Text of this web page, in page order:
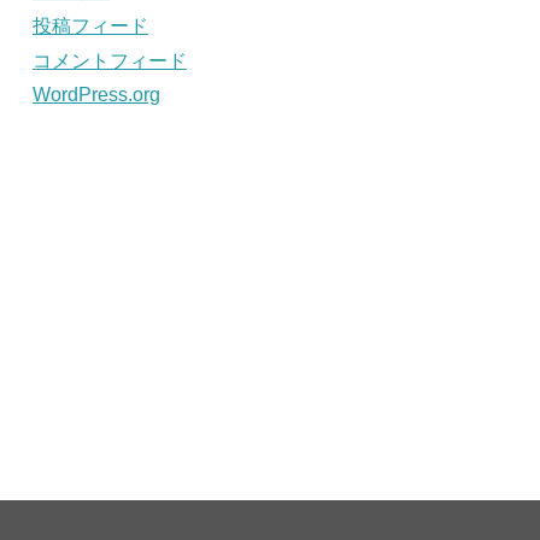
投稿フィード
コメントフィード
WordPress.org